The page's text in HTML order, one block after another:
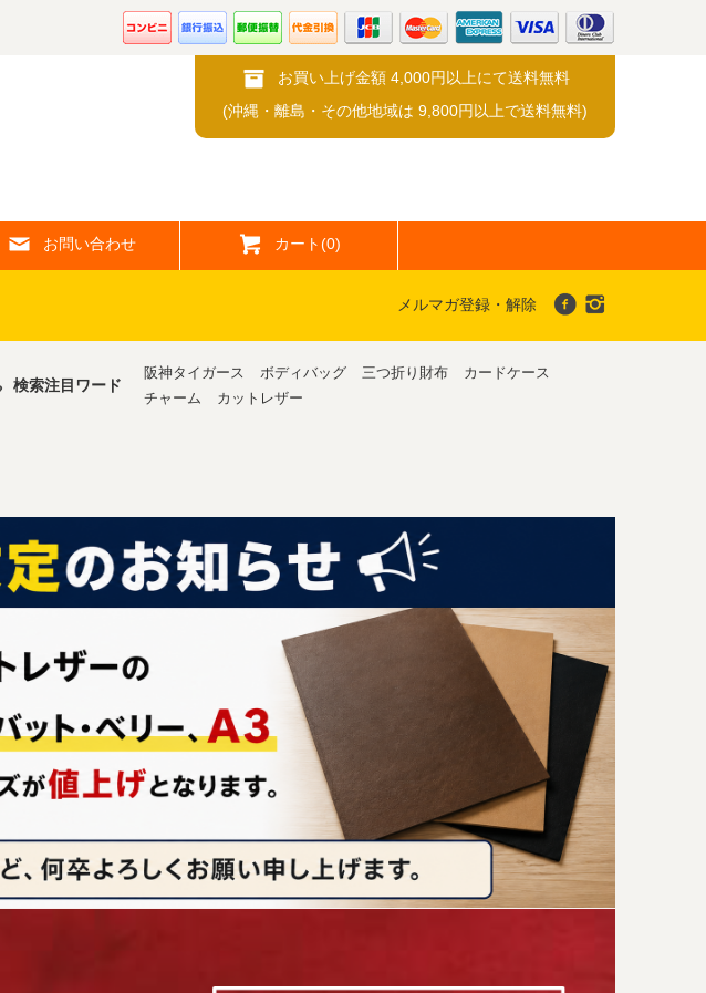
お買い上げ金額 4,000円以上にて送料無料
(沖縄・離島・その他地域は 9,800円以上で送料無料)
お問い合わせ カート(0)
メルマガ登録・解除
検索注目ワード
阪神タイガース ボディバッグ 三つ折り財布
カードケース
チャーム
カットレザー